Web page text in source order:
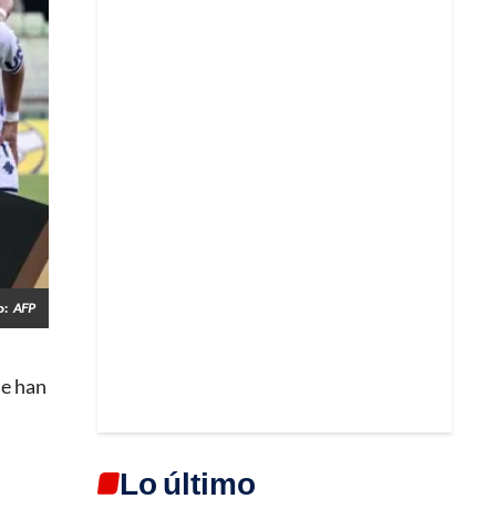
AFP
han
Lo último